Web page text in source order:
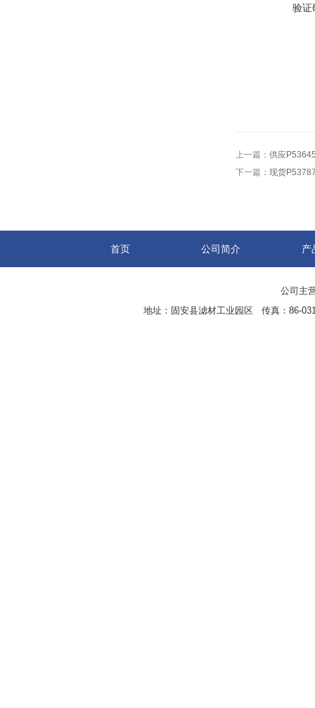
验证
上一篇： 供应
下一篇： 现货
首页 公司简介 产
公司主
地址：固安县滤材工业园区 传真：86-